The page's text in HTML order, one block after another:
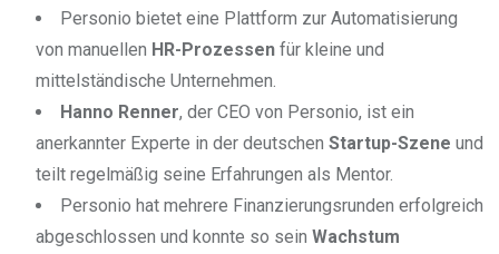
Personio bietet eine Plattform zur Automatisierung
von manuellen HR-Prozessen für kleine und
mittelständische Unternehmen.
Hanno Renner, der CEO von Personio, ist ein
anerkannter Experte in der deutschen Startup-Szene und
teilt regelmäßig seine Erfahrungen als Mentor.
Personio hat mehrere Finanzierungsrunden erfolgreich
abgeschlossen und konnte so sein Wachstum